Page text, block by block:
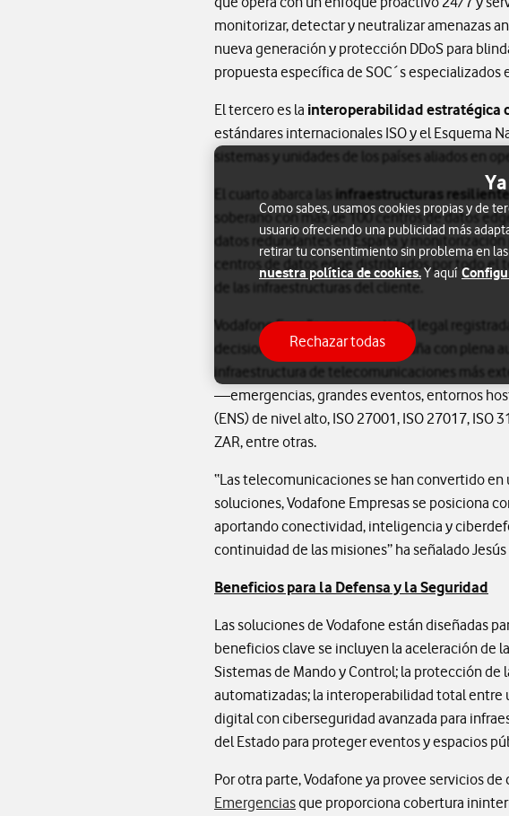
monitorizar, detectar y neutralizar amenazas
nueva generación y protección DDoS para
propuesta específica de SOC´s especializados
El tercero es la interoperabilidad estratégica
estándares internacionales ISO y el Esquema
sistemas y unidades de los países aliados en
El cuarto abarca las infraestructuras
soberano con más de 100 centros de datos
datos redundantes en España y
centros de datos edge distribuidos por todo
de las infraestructuras del cliente.
Vodafone España es una entidad legal
decisiones se realiza desde España con
infraestructura de telecomunicaciones más
—emergencias, grandes eventos, entornos
(ENS) de nivel alto, ISO 27001, ISO 27017, ISO
ZAR, entre otras.
“Las telecomunicaciones se han convertido
soluciones, Vodafone Empresas se posiciona
aportando conectividad, inteligencia y
continuidad de las misiones” ha señalado
Beneficios para la Defensa y la Seguridad
Las soluciones de Vodafone están diseñadas
beneficios clave se incluyen la aceleración de
Sistemas de Mando y Control; la protección de
automatizadas; la interoperabilidad total entre
digital con ciberseguridad avanzada para
del Estado para proteger eventos y espacios
Por otra parte, Vodafone ya provee servicios
Emergenciasque proporciona cobertura
Como sabes, usamos cookies propias y de
usuario ofreciendo una publicidad más
retirar tu consentimiento sin problema en
nuestra política de cookies.Y aquí
Rechazar todas